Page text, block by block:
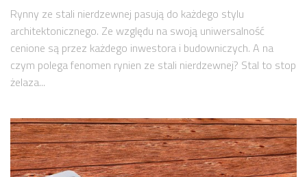
Rynny ze stali nierdzewnej pasują do każdego stylu
architektonicznego. Ze względu na swoją uniwersalność
cenione są przez każdego inwestora i budowniczych. A na
czym polega fenomen rynien ze stali nierdzewnej? Stal to stop
żelaza...